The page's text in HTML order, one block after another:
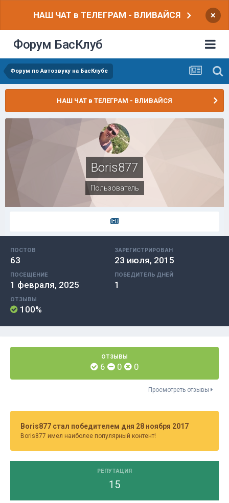
НАШ ЧАТ в ТЕЛЕГРАМ - ВЛИВАЙСЯ ×
Форум БасКлуб
Форум по Автозвуку на БасКлубе
НАШ ЧАТ в ТЕЛЕГРАМ - ВЛИВАЙСЯ
Boris877
Пользователь
ПОСТОВ
63
ЗАРЕГИСТРИРОВАН
23 июля, 2015
ПОСЕЩЕНИЕ
1 февраля, 2025
ПОБЕДИТЕЛЬ ДНЕЙ
1
ОТЗЫВЫ
100%
ОТЗЫВЫ
6 0 0
Просмотреть отзывы
Boris877 стал победителем дня 28 ноября 2017
Boris877 имел наиболее популярный контент!
РЕПУТАЦИЯ
15